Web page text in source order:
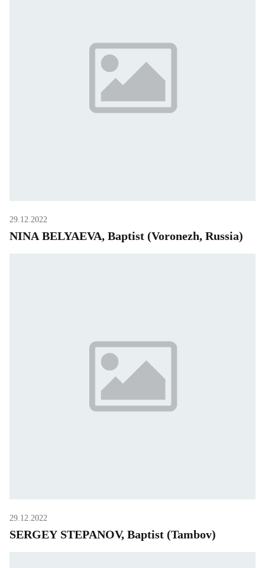
29.12.2022
NINA BELYAEVA, Baptist (Voronezh, Russia)
29.12.2022
SERGEY STEPANOV, Baptist (Tambov)